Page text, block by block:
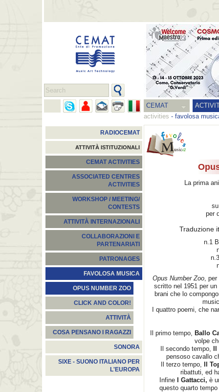
CEMAT
activities - favolosa
RADIOCEMAT
ATTIVITÀ ISTITUZIONALI
CEMAT ACTIVITIES
ASSOCIATED CENTRES
ACTIVITIES
WORKSHOP / MEETING/
CONTESTS
ATTIVITÀ INTERNAZIONALI
COLLABORAZIONI E
PARTENARIATI
PATRONAGES
FAVOLOSA MUSICA
OPUS NUMBER ZOO
CLICK AND COLOR!
ATTIVITÀ
COSA PENSANO I RAGAZZI
SONORA
SIXE - SUONO ITALIANO PER
L'EUROPA
La prima
per
Traduzione
n.1
Opus Number Zoo, per
scritto nel 1951 per
brani che lo
I quattro poemi, che
Il primo tempo, Ballo
volpe
Il secondo tempo,
pensoso cavallo
Il terzo tempo,
Il
ribattuti, ed
InfineI Gattacci, è
questo quarto